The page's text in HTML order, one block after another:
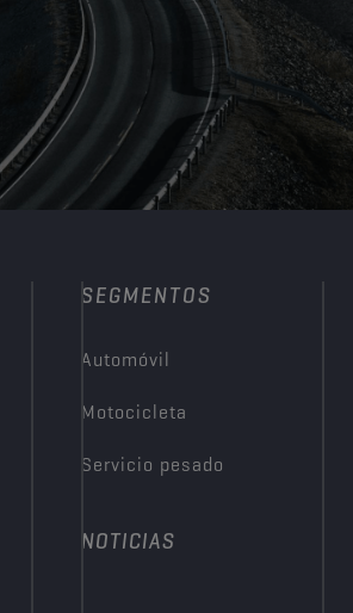
SEGMENTOS
Automóvil
Motocicleta
Servicio pesado
NOTICIAS